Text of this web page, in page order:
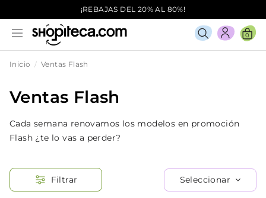
¡REBAJAS DEL 20% AL 80%!
0
Inicio Ventas Flash
Ventas Flash
Cada semana renovamos los modelos en promoción
Flash ¿te lo vas a perder?
Filtrar Seleccionar